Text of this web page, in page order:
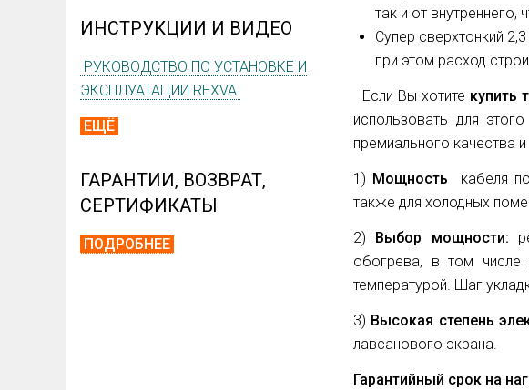
ИНСТРУКЦИИ И ВИДЕО
РУКОВОДСТВО ПО УСТАНОВКЕ И
ЭКСПЛУАТАЦИИ REXVA
ЕЩЁ
ГАРАНТИИ, ВОЗВРАТ,
СЕРТИФИКАТЫ
ПОДРОБНЕЕ
так и от
Супер сверхтонкий
при этом расход
Если Вы хотите купить
использовать для
премиального качества
1) Мощность
кабеля
также для холодных
2) Выбор мощности:
обогрева, в том числе
температурой. Шаг
3) Высокая степень
лавсанового экрана.
Гарантийный срок на